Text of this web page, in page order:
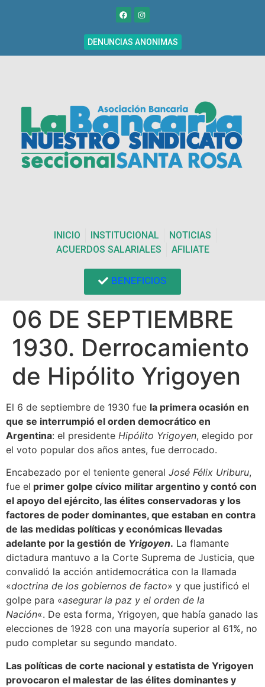
DENUNCIAS ANONIMAS
INICIO INSTITUCIONAL
NOTICIAS
ACUERDOS SALARIALES
AFILIATE
BENEFICIOS
06 DE SEPTIEMBRE
1930. Derrocamiento
de Hipólito Yrigoyen
El 6 de septiembre de 1930 fue la primera ocasión en
que se interrumpió el orden democrático en
Argentina: el presidente Hipólito Yrigoyen, elegido por
el voto popular dos años antes, fue derrocado.
Encabezado por el teniente general José Félix Uriburu,
fue el primer golpe cívico militar argentino y contó con
el apoyo del ejército, las élites conservadoras y los
factores de poder dominantes, que estaban en contra
de las medidas políticas y económicas llevadas
adelante por la gestión de Yrigoyen. La flamante
dictadura mantuvo a la Corte Suprema de Justicia, que
convalidó la acción antidemocrática con la llamada
«doctrina de los gobiernos de facto» y que justificó el
golpe para «asegurar la paz y el orden de la
Nación«. De esta forma, Yrigoyen, que había ganado las
elecciones de 1928 con una mayoría superior al 61%, no
pudo completar su segundo mandato.
Las políticas de corte nacional y estatista de Yrigoyen
provocaron el malestar de las élites dominantes y